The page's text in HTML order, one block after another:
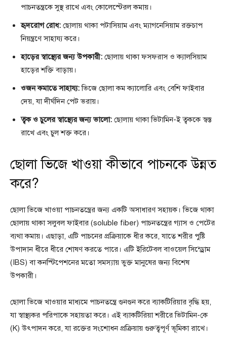
পাচনতন্ত্রকে সুস্থ রাখে এবং কোলেস্টেরল কমায়।
হৃদরোগ রোধ: ছোলায় থাকা পটাসিয়াম এবং ম্যাগনেসিয়াম রক্তচাপ
নিয়ন্ত্রণে সাহায্য করে।
হাড়ের স্বাস্থ্যের জন্য উপকারী: ছোলায় থাকা ফসফরাস ও ক্যালসিয়াম
হাড়ের শক্তি বাড়ায়।
ওজন কমাতে সাহায্য:ভিজে ছোলা কম ক্যালোরি এবং বেশি ফাইবার
দেয়, যা দীর্ঘদিন পেট ভরায়।
ত্বক ও চুলের স্বাস্থ্যের জন্য ভালো: ছোলায় থাকা ভিটামিন-ই ত্বককে স্বস্ত
রাখে এবং চুল শক্ত করে।
ছোলা ভিজে খাওয়া কীভাবে পাচনকে উন্নত
করে?
ছোলা ভিজে খাওয়া পাচনতন্ত্রের জন্য একটি অসাধারণ সহায়ক। ভিজে থাকা
ছোলায় থাকা সলুবল ফাইবার (soluble fiber) পাচনতন্ত্রের গ্যাস ও পেটের
ব্যথা কমায়। এছাড়া, এটি পাচনের প্রক্রিয়াকে ধীর করে, যাতে শরীর পুষ্টি
উপাদান ধীরে ধীরে শোষণ করতে পারে। এটি ইরিটেবল বাওয়েল সিন্ড্রোম
(IBS) বা কনস্টিপেশনের মতো সমস্যায় ভুক্ত মানুষের জন্য বিশেষ
উপকারী।
ছোলা ভিজে খাওয়ার মাধ্যমে পাচনতন্ত্রে গুনগুন করে ব্যাকটিরিয়ার বৃদ্ধি হয়,
যা স্বাস্থ্যকর পরিপাকে সহায়তা করে। এই ব্যাকটিরিয়া শরীরে ভিটামিন-কে
(K) উৎপাদন করে, যা রক্তের সংশোধন প্রক্রিয়ায় গুরুত্বপূর্ণ ভূমিকা রাখে।